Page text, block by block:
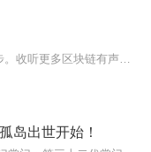
岛出世开始！